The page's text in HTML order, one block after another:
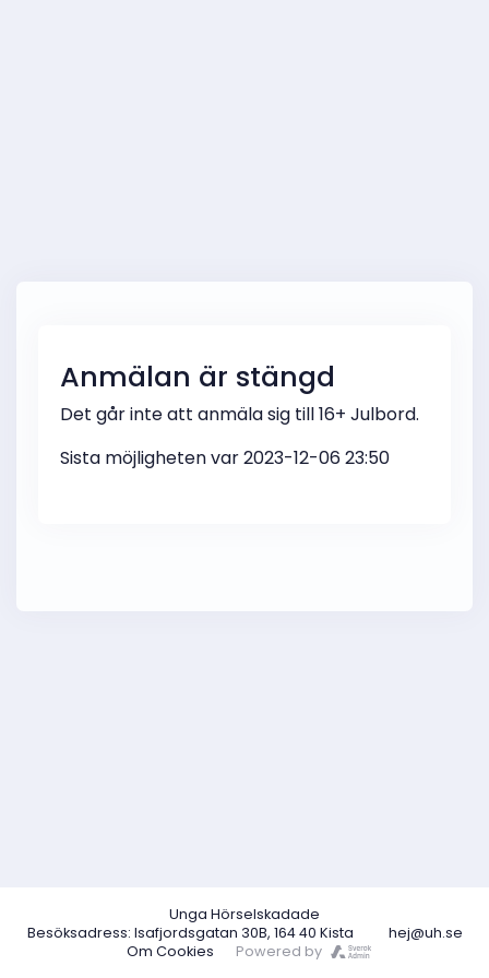
Anmälan är stängd
Det går inte att anmäla sig till 16+ Julbord.
Sista möjligheten var 2023-12-06 23:50
Om Cookies Powered by
Unga Hörselskadade
Besöksadress: Isafjordsgatan 30B, 164 40 Kista
hej@uh.se